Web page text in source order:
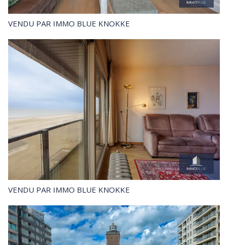
VENDU PAR IMMO BLUE KNOKKE
VENDU PAR IMMO BLUE KNOKKE